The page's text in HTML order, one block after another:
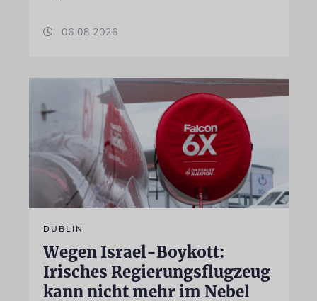
06.08.2026
DUBLIN
Wegen Israel-Boykott:
Irisches Regierungsflugzeug
kann nicht mehr im Nebel